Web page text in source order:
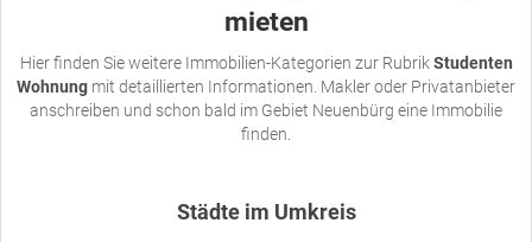
mieten
Hier finden Sie weitere Immobilien-Kategorien zur Rubrik Studenten
Wohnung mit detaillierten Informationen. Makler oder Privatanbieter
anschreiben und schon bald im Gebiet Neuenbürg eine Immobilie
finden.
Städte im Umkreis